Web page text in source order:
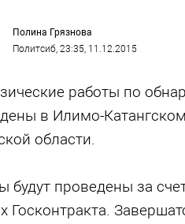
Полина Грязнова
Политсиб, 23:35, 11.12.2015
работы по
в Илимо-
области.
будут проведены за
Госконтракта.